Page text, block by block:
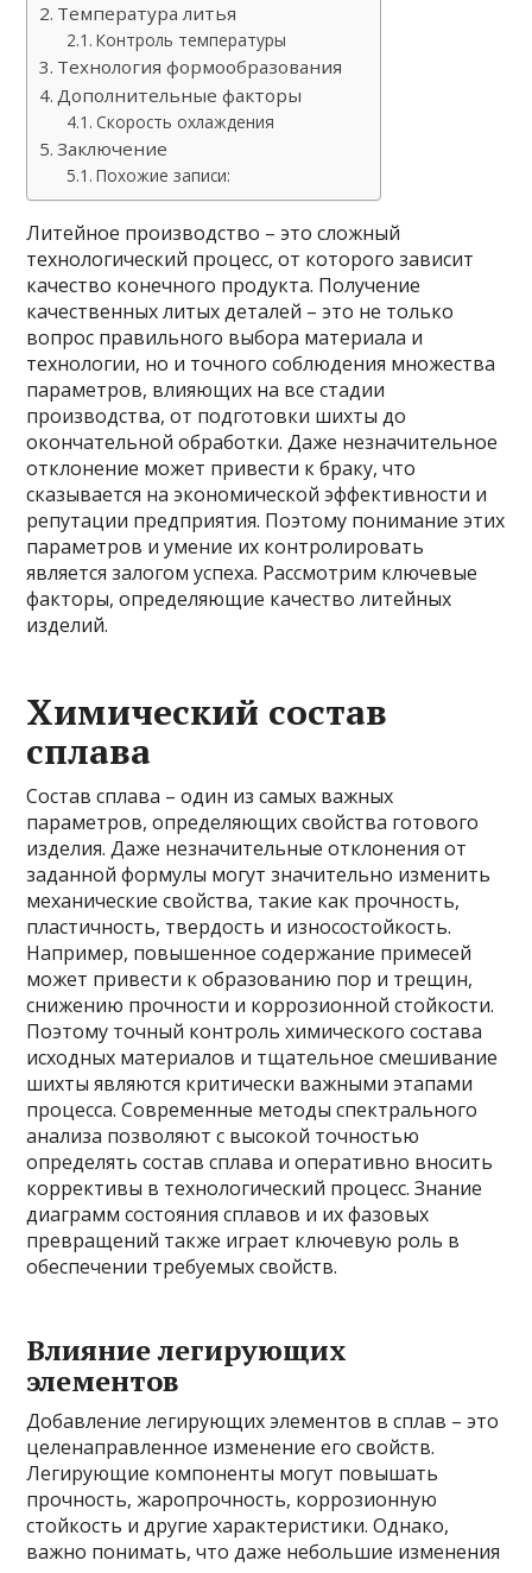
Температура литья
Контроль температуры
Технология формообразования
Дополнительные факторы
Скорость охлаждения
Заключение
Похожие записи:
Литейное производство – это сложный
технологический процесс, от которого зависит
качество конечного продукта. Получение
качественных литых деталей – это не только
вопрос правильного выбора материала и
технологии, но и точного соблюдения множества
параметров, влияющих на все стадии
производства, от подготовки шихты до
окончательной обработки. Даже незначительное
отклонение может привести к браку, что
сказывается на экономической эффективности и
репутации предприятия. Поэтому понимание этих
параметров и умение их контролировать
является залогом успеха. Рассмотрим ключевые
факторы, определяющие качество литейных
изделий.
Химический состав
сплава
Состав сплава – один из самых важных
параметров, определяющих свойства готового
изделия. Даже незначительные отклонения от
заданной формулы могут значительно изменить
механические свойства, такие как прочность,
пластичность, твердость и износостойкость.
Например, повышенное содержание примесей
может привести к образованию пор и трещин,
снижению прочности и коррозионной стойкости.
Поэтому точный контроль химического состава
исходных материалов и тщательное смешивание
шихты являются критически важными этапами
процесса. Современные методы спектрального
анализа позволяют с высокой точностью
определять состав сплава и оперативно вносить
коррективы в технологический процесс. Знание
диаграмм состояния сплавов и их фазовых
превращений также играет ключевую роль в
обеспечении требуемых свойств.
Влияние легирующих
элементов
Добавление легирующих элементов в сплав – это
целенаправленное изменение его свойств.
Легирующие компоненты могут повышать
прочность, жаропрочность, коррозионную
стойкость и другие характеристики. Однако,
важно понимать, что даже небольшие изменения